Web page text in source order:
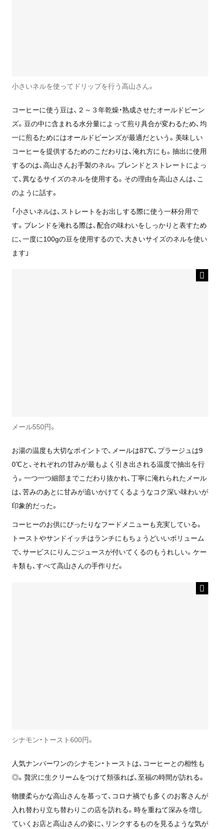
小さいネルを使ってドリップを行う高山さん。
コーヒーに使う豆は、２～３年乾燥・熟成させたオールドビーン
ズ。豆の中に含まれる水分量によって煎り具合が変わるため、均
一に煎るためにはオールドビーンズが最適だという。美味しい
コーヒーを提供するためのこだわりは、淹れ方にも。抽出に使用
するのは、高山さんお手製のネル。ブレンドとストレートによっ
て、異なるサイズのネルを使用する。その理由を高山さんは、こ
のように話す。
「小さいネルは、ストレートをお出しする際に使う一杯分用で
す。ブレンドを淹れる際は、配合の味わいをしっかりと表すため
に、一度に100gの豆を使用するので、大きいサイズのネルを使い
ます」
メール550円。
お湯の温度も大切なポイントで、メールは87℃、プラージュは9
0℃と、それぞれの甘みが最もよく引き出される温度で抽出を行
う。一つ一つ細部までこだわり抜かれ、丁寧に淹れられたメール
は、苦みのあとに甘みが追いかけてくるようなコク深い味わいが
印象的だった。
コーヒーのお供にぴったりなフードメニューも充実している。
トーストやサンドイッチはランチにもちょうどいいボリューム
で、サービスにりんごジュースが付いてくるのもうれしい。ケー
キ類も、すべて高山さんの手作りだ。
シナモン・トースト600円。
人気ナンバーワンのシナモン・トーストは、コーヒーとの相性も
◎。贅沢に生クリームをつけて頬張れば、至福の時間が訪れる。
物腰柔らかな高山さんを慕って、コロナ禍でも多くのお客さんが
入れ替わり立ち替わりこの店を訪れる。時を重ねて深みを増し
ていくお店と高山さんの姿に、リンクするものを見るような気が